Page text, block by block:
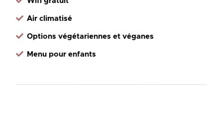
Air climatisé
Options végétariennes et véganes
Menu pour enfants